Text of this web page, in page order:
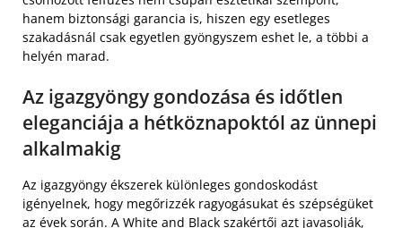
hanem biztonsági garancia is, hiszen egy esetleges
szakadásnál csak egyetlen gyöngyszem eshet le, a többi a
helyén marad.
Az igazgyöngy gondozása és időtlen
eleganciája a hétköznapoktól az ünnepi
alkalmakig
Az igazgyöngy ékszerek különleges gondoskodást
igényelnek, hogy megőrizzék ragyogásukat és szépségüket
az évek során. A White and Black szakértői azt javasolják,